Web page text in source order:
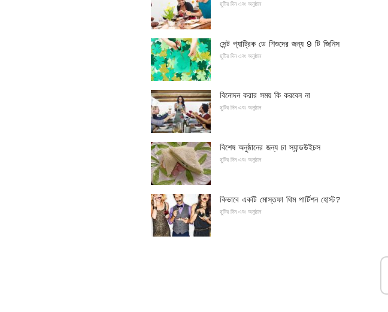
ছুটির দিন এবং অনুষ্ঠান
সেন্ট প্যাট্রিক ডে শিশুদের জন্য 9 টি জিনিস
ছুটির দিন এবং অনুষ্ঠান
বিনোদন করার সময় কি করবেন না
ছুটির দিন এবং অনুষ্ঠান
বিশেষ অনুষ্ঠানের জন্য চা স্যান্ডউইচস
ছুটির দিন এবং অনুষ্ঠান
কিভাবে একটি মোস্তফা থিম পার্টিশন হোস্ট?
ছুটির দিন এবং অনুষ্ঠান